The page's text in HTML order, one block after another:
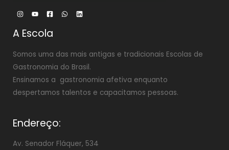
A Escola
Somos uma das mais antigas e tradicionais Escolas de
Gastronomia do Brasil.
Ensinamos a gastronomia afetiva enquanto
despertamos talentos e capacitamos pessoas.
Endereço:
Av. Senador Fláquer, 534